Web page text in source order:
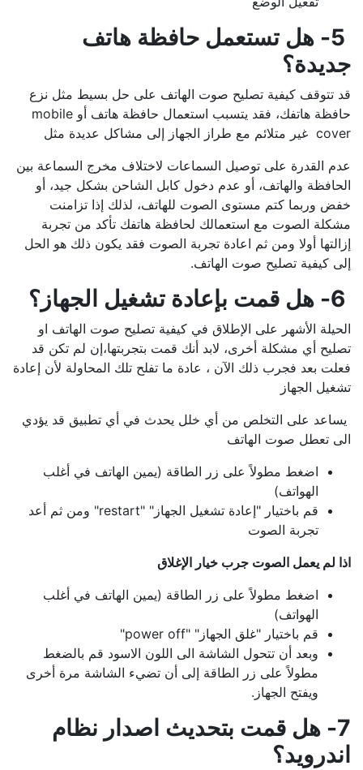
5- هل تستعمل حافظة هاتف
جديدة؟
قد تتوقف كيفية تصليح صوت الهاتف على حل بسيط مثل نزع
حافظة هاتفك، فقد يتسبب استعمال حافظة هاتف أو mobile
cover غير متلائم مع طراز الجهاز إلى مشاكل عديدة مثل
عدم القدرة على توصيل السماعات لاختلاف مخرج السماعة بين
الحافظة والهاتف، أو عدم دخول كابل الشاحن بشكل جيد، أو
خفض وربما كتم مستوى الصوت للهاتف، لذلك إذا تزامنت
مشكلة الصوت مع استعمالك لحافظة هاتفك تأكد من تجربة
إزالتها أولا ومن ثم اعادة تجربة الصوت فقد يكون ذلك هو الحل
إلى كيفية تصليح صوت الهاتف.
الحيلة الأشهر على الإطلاق في كيفية تصليح صوت الهاتف او
تصليح أي مشكلة أخرى، لابد أنك قمت بتجربتها،إن لم تكن قد
فعلت بعد فجرب ذلك الآن ، عادة ما تفلح تلك المحاولة لأن إعادة
تشغيل الجهاز
يساعد على التخلص من أي خلل يحدث في أي تطبيق قد يؤدي
الى تعطل صوت الهاتف
اضغط مطولاً على زر الطاقة (يمين الهاتف في أغلب
الهواتف)
قم باختيار "إعادة تشغيل الجهاز" "restart" ومن ثم أعد
تجربة الصوت
اذا لم يعمل الصوت جرب خيار الإغلاق
اضغط مطولاً على زر الطاقة (يمين الهاتف في أغلب
الهواتف)
قم باختيار "غلق الجهاز" "power off"
وبعد أن تتحول الشاشة الى اللون الاسود قم بالضغط
مطولاً على زر الطاقة إلى أن تضيء الشاشة مرة أخرى
ويفتح الجهاز.
7- هل قمت بتحديث اصدار نظام
اندرويد؟